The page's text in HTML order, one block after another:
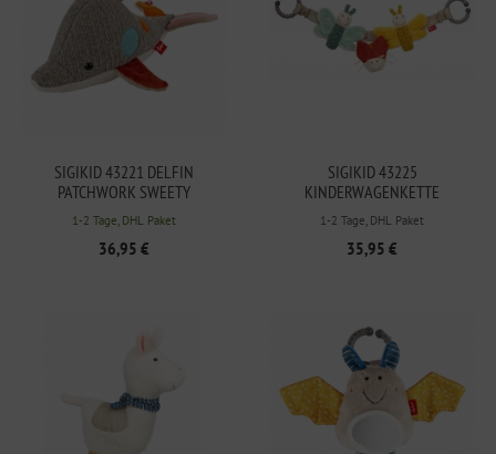
SIGIKID 43221 DELFIN
PATCHWORK SWEETY
1-2 Tage, DHL Paket
36,95 €
SIGIKID 43225
KINDERWAGENKETTE
SCHMETTERLING
1-2 Tage, DHL Paket
35,95 €